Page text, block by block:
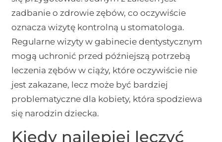
zadbanie o zdrowie zębów, co oczywiście
oznacza wizytę kontrolną u stomatologa.
Regularne wizyty w gabinecie dentystycznym
mogą uchronić przed późniejszą potrzebą
leczenia zębów w ciąży, które oczywiście nie
jest zakazane, lecz może być bardziej
problematyczne dla kobiety, która spodziewa
się narodzin dziecka.
Kiedy najlepiej leczyć